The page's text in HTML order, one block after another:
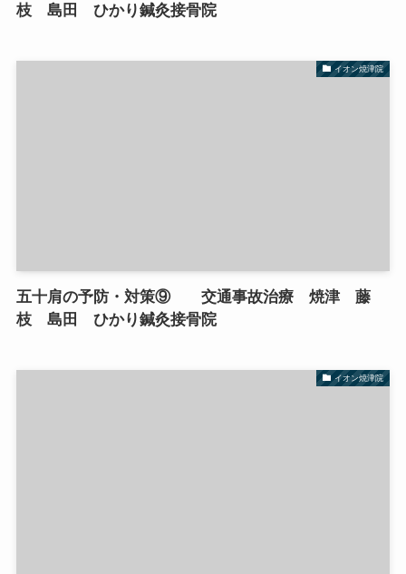
枝 島田 ひかり鍼灸接骨院
イオン焼津院
五十肩の予防・対策⑨ 交通事故治療 焼津 藤
枝 島田 ひかり鍼灸接骨院
イオン焼津院